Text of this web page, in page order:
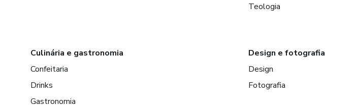
Teologia
Culinária e gastronomia
Confeitaria
Drinks
Gastronomia
Design e fotografia
Design
Fotografia